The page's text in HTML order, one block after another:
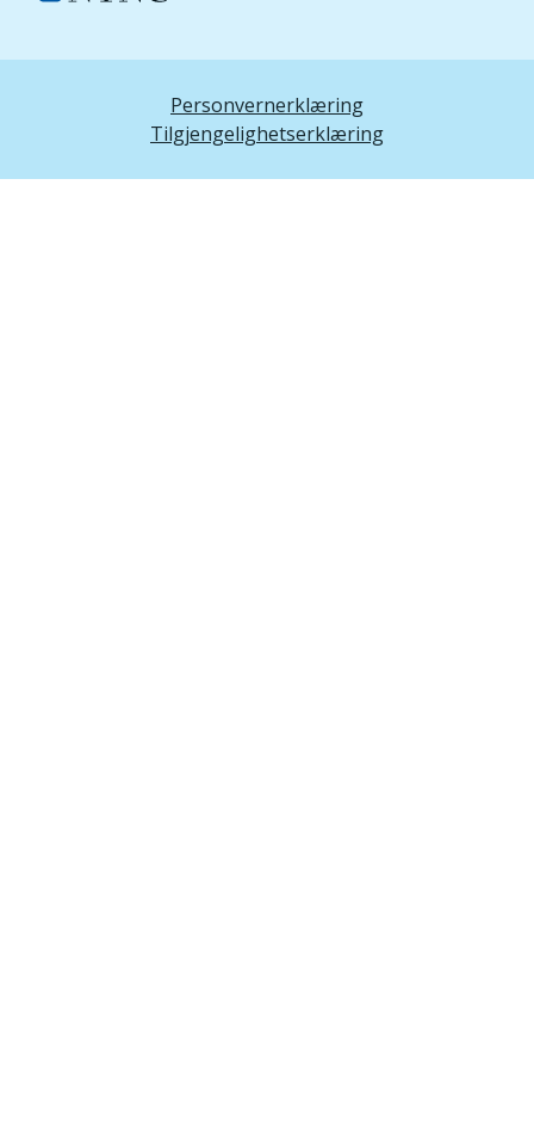
Personvernerklæring
Tilgjengelighetserklæring